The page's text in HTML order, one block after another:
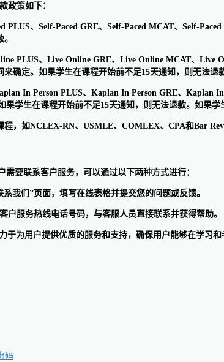
政策如下：
PLUS、Self-Paced GRE、Self-Paced MCAT、Self-
PLUS、Live Online GRE、Live Online MCAT、Live
确定。如果学生在课程开始前不足15天通知，则无法退
In Person PLUS、Kaplan In Person GRE、Kaplan
果学生在课程开始前不足15天通知，则无法退款。如果学
程，如NCLEX-RN、USMLE、COMLEX、CPA和Bar
需要联系客户服务，可以通过以下两种方式进行：
我们”页面，填写在线表格并提交您的问题或反馈。
户服务热线电话号码，与客服人员直接联系并获得帮助。
于为用户提供优质的服务和支持，确保用户能够在学习和
码